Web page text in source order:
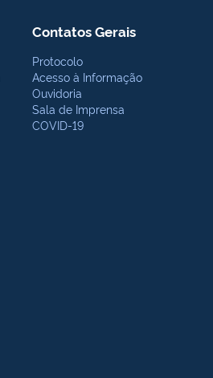
Contatos Gerais
Protocolo
Acesso à Informação
Ouvidoria
Sala de Imprensa
COVID-19